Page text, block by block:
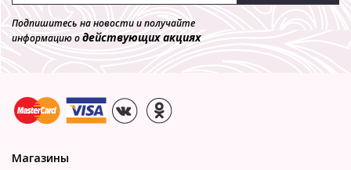
Подпишитесь на новости и получайте
информацию одействующих акциях
Магазины